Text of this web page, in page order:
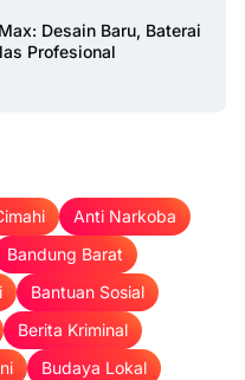
Desain Baru, Baterai
Profesional
Anti Narkoba
Bandung Barat
Bantuan Sosial
Berita Kriminal
Budaya Lokal